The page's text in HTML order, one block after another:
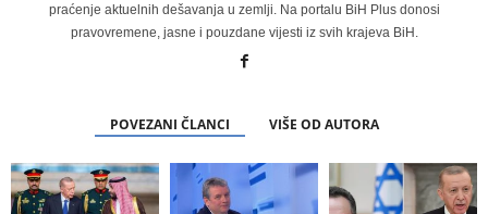
praćenje aktuelnih dešavanja u zemlji. Na portalu BiH Plus donosi
pravovremene, jasne i pouzdane vijesti iz svih krajeva BiH.
POVEZANI ČLANCI VIŠE OD AUTORA